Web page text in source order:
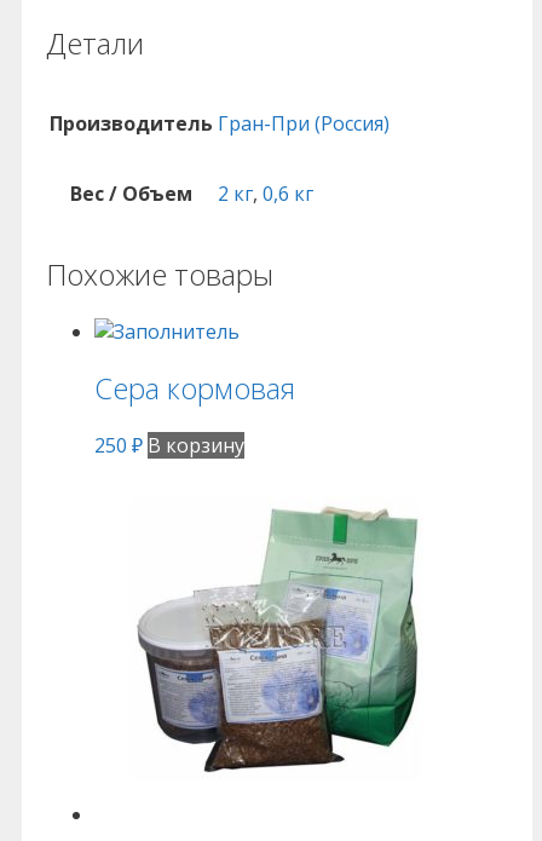
Детали
Производитель Гран-При (Россия)
Вес / Объем 2 кг, 0,6 кг
Похожие товары
Сера кормовая
250 ₽ В корзину